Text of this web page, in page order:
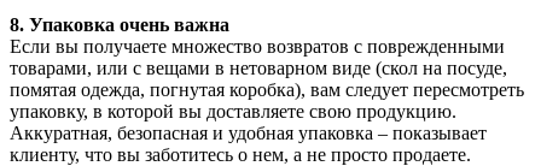
8. Упаковка очень важна
Если вы получаете множество возвратов с поврежденными
товарами, или с вещами в нетоварном виде (скол на посуде,
помятая одежда, погнутая коробка), вам следует пересмотреть
упаковку, в которой вы доставляете свою продукцию.
Аккуратная, безопасная и удобная упаковка – показывает
клиенту, что вы заботитесь о нем, а не просто продаете.